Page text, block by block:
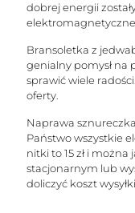
dobrej energii
Bransoletka z
genialny pomysł na
sprawić wiele
oferty.
Naprawa
Państwo wszystkie
nitki to 15 zł i
stacjonarnym lub
doliczyć koszt